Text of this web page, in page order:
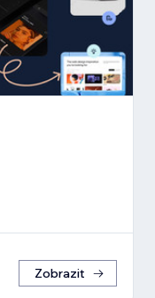
Zobrazit